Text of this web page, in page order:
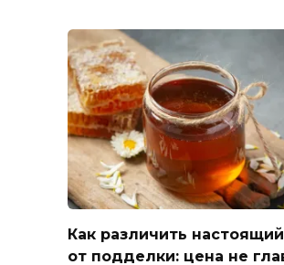
Как различить
от подделки: цена не